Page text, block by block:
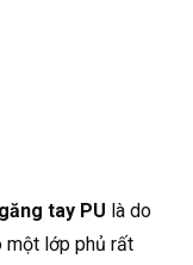
găng tay PU là do
một lớp phủ rất